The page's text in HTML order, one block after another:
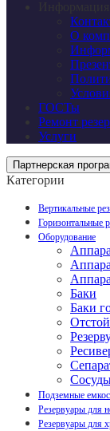
О
ГОСТы
Ремонт
Услуги
Партнерская
Категории
Вертикальные
Горизонтальные
Оборудование
Баки
Баки
Подземные
Резервуары для
Резервуары для